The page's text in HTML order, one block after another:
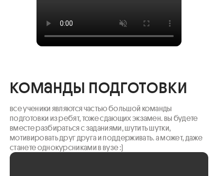
команды подготовки
все ученики являются частью большой команды
подготовки из ребят, тоже сдающих экзамен. вы будете
вместе разбираться с заданиями, шутить шутки,
мотивировать друг друга и поддерживать. а может, даже
станете однокурсниками в вузе :)